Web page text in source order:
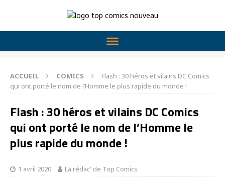
ACCUEIL COMICS
Flash : 30 héros et vilains DC Comics
qui ont porté le nom de l’Homme le plus rapide du monde !
Flash : 30 héros et vilains DC Comics
qui ont porté le nom de l’Homme le
plus rapide du monde !
1 avril 2020 La rédac' de Top Comics